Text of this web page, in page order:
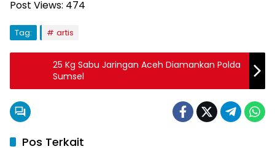
Post Views: 474
Tag: artis
25 Kg Sabu Jaringan Aceh Diamankan Polda
Sumsel
Pos Terkait
Ekonomi & Bisnis